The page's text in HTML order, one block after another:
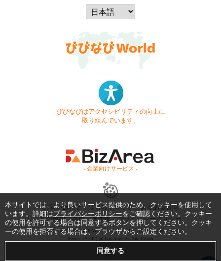
びびなびはアクセシビリティの向上に
取り組んでいます。
- 企業向けサービス -
お問い合わせ はじめてガイド
よくある質問
利用規約
商標・著作権 プライバシーポリシー
Copyright © 1999-2026 Vivid Navigation, Inc. All Rights Reserved.
Server US (42) @ Los Angeles Data Center
本サイトでは、より良いサービス提供のため、クッキーを使用して
います。詳細はプライバシーポリシーをご確認ください。クッキー
の使用を許可する場合は同意するボタンを押してください。クッキ
ーの使用を拒否する場合は、ブラウザからご設定ください。